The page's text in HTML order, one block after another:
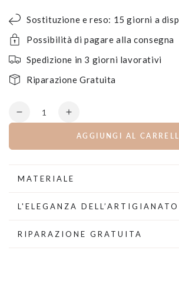
Sostituzione e reso: 15 giorni a
Possibilità di pagare alla consegna
Spedizione in 3 giorni lavorativi
Riparazione Gratuita
Quantità
Diminuisce
multifili
perle
Aumenta
quantità
multifili
perle
AGGIUNGI AL
MATERIALE
L'ELEGANZA
RIPARAZIONE GRATUITA